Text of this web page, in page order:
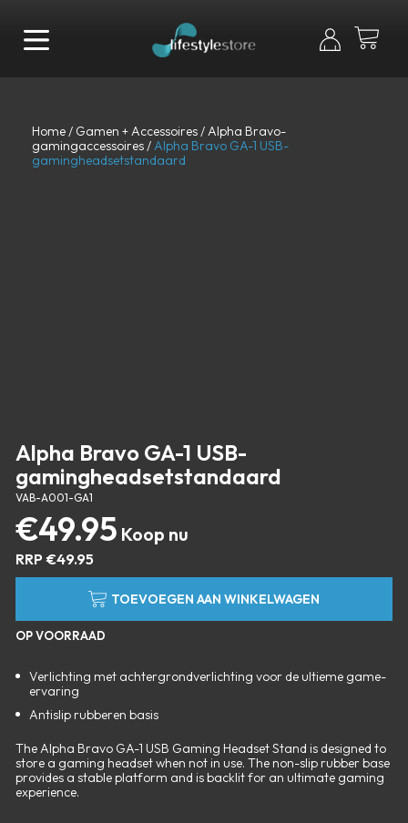
Home/ Gamen + Accessoires/Alpha Bravo-
gamingaccessoires/Alpha Bravo GA-1 USB-
gamingheadsetstandaard
Alpha Bravo GA-1 USB-
gamingheadsetstandaard
VAB-A001-GA1
€49.95
RRP €49.95
TOEVOEGEN AAN WINKELWAGEN
OP VOORRAAD
Verlichting met achtergrondverlichting voor de ultieme game-
ervaring
Antislip rubberen basis
The Alpha Bravo GA-1 USB Gaming Headset Stand is designed to
store a gaming headset when not in use. The non-slip rubber base
provides a stable platform and is backlit for an ultimate gaming
experience.